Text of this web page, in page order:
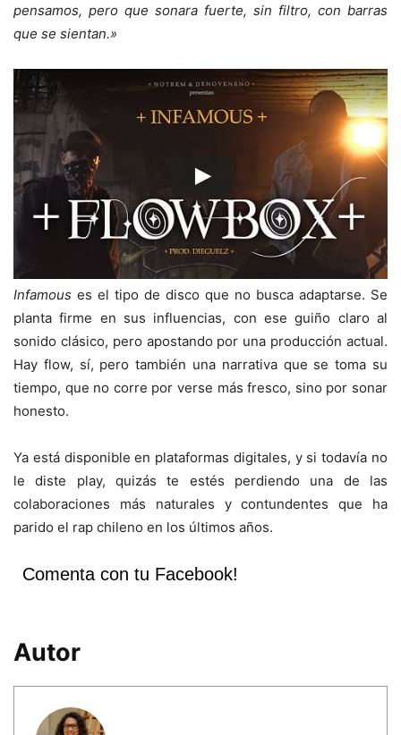
pensamos, pero que sonara fuerte, sin filtro, con barras
que se sientan.»
Infamous es el tipo de disco que no busca adaptarse. Se
planta firme en sus influencias, con ese guiño claro al
sonido clásico, pero apostando por una producción actual.
Hay flow, sí, pero también una narrativa que se toma su
tiempo, que no corre por verse más fresco, sino por sonar
honesto.
Ya está disponible en plataformas digitales, y si todavía no
le diste play, quizás te estés perdiendo una de las
colaboraciones más naturales y contundentes que ha
parido el rap chileno en los últimos años.
Comenta con tu Facebook!
Autor